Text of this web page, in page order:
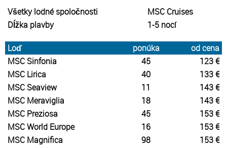
Všetky lodné spoločnosti
MSC Cruises
Dĺžka plavby
1-5 nocí
Loď ponúka
od cena
MSC Sinfonia
45
123 €
MSC Lirica
40
133 €
MSC Seaview
11
143 €
MSC Meraviglia
18
143 €
MSC Preziosa
45
153 €
MSC World Europe
16
153 €
MSC Magnifica
98
153 €